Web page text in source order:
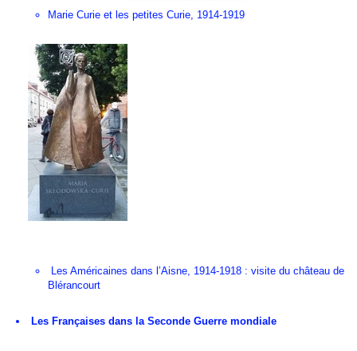
Marie Curie et les petites Curie, 1914-1919
Les Américaines dans l’Aisne, 1914-1918 : visite du château de
Blérancourt
Les Françaises dans la Seconde Guerre mondiale